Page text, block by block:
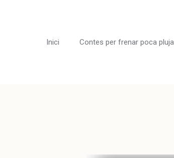
Inici
Contes per frenar poca pluja